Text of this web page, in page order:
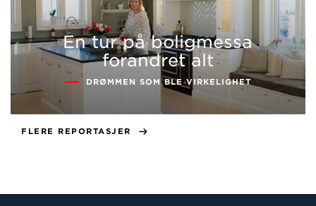
En tur på boligmessa
forandret alt
DRØMMEN SOM BLE VIRKELIGHET
FLERE REPORTASJER